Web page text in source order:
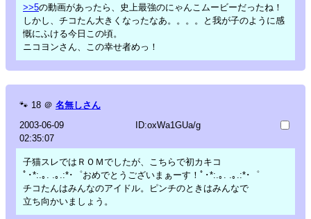
>>5の動画があったら、史上最強のにゃんこムービーだったね！
しかし、チコたん大きくなったなあ。。。。と我が子のように感
慨にふける今日この頃。
ニコヨンさん、この幸せ者めっ！
🐾 18 ＠ 名無しさん
2003-06-09
02:35:07
ID:oxWa1GUa/g
子猫スレではＲＯＭでしたが、こちらで初カキコ
ﾟ･*:.｡. .｡.:*･゜おめでとうございまぁーす！ﾟ･*:.｡. .｡.:*･゜
チコたんはみんなのアイドル。ピンチのときはみんなで
立ち向かいましょう。